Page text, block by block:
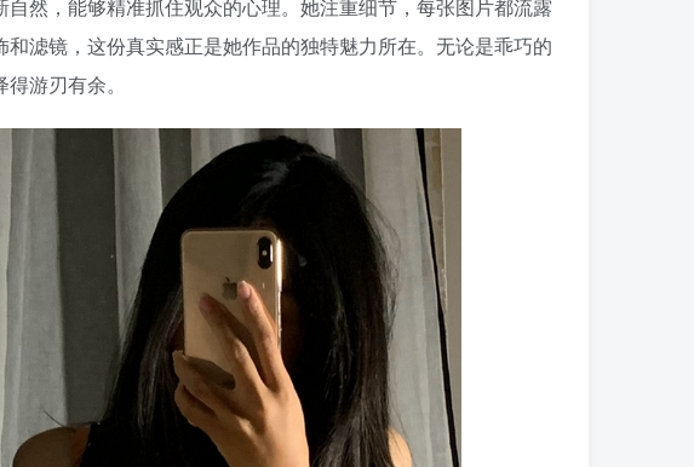
然，能够精准抓住观众的心理。她注重细节，每张图片都流露
滤镜，这份真实感正是她作品的独特魅力所在。无论是乖巧的
游刃有余。